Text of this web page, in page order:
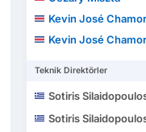
Kevin José Chamorro
Kevin José Chamorro
Teknik Direktörler
Sotiris
Sotiris